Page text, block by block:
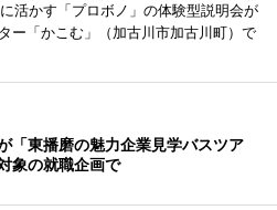
活かす「プロボノ」の体験型説明会が
ー「かこむ」（加古川市加古川町）で
「東播磨の魅力企業見学バスツア
象の就職企画で